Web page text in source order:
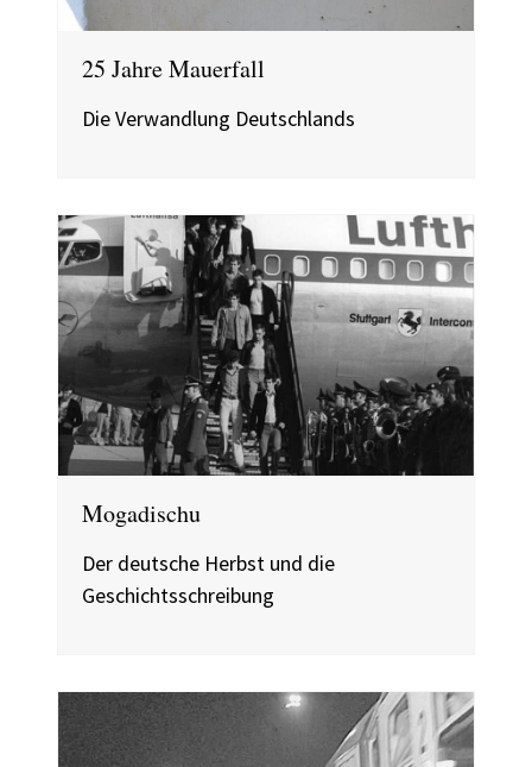
25 Jahre Mauerfall
Die Verwandlung Deutschlands
Mogadischu
Der deutsche Herbst und die
Geschichtsschreibung